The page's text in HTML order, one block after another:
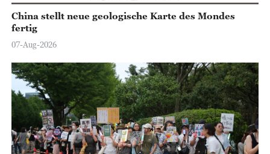
China stellt neue geologische Karte des Mondes
fertig
07-Aug-2026